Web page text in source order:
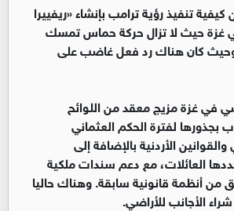
تنفيذ رؤية ترامب بإنشاء «ريفييرا
غزة حيث لا تزال حركة حماس تمسك
وحيث كان هناك رد فعل غاضب على
في غزة مزيج معقد من اللوائح
بجذورها لفترة الحكم العثماني
الأردنية بالإضافة إلى
العائلات، مع دعم سندات ملكية
من أنظمة قانونية سابقة. وهناك حاليا
الأجانب للأراضي.